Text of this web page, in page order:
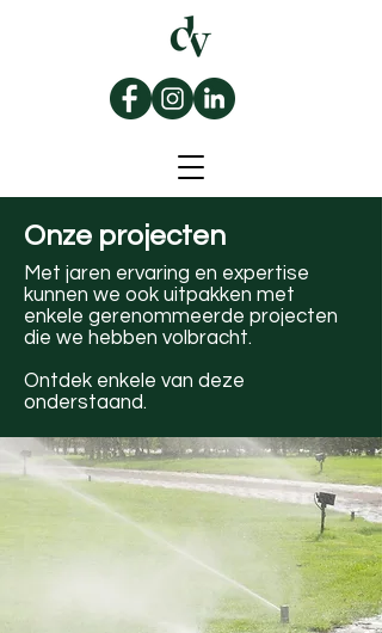
Onze projecten
Met jaren ervaring en expertise
kunnen we ook uitpakken met
enkele gerenommeerde projecten
die we hebben volbracht.
Ontdek enkele van deze
onderstaand.